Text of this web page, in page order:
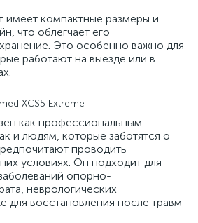
имеет компактные размеры и
что облегчает его
Это особенно важно для
работают на выезде или в
XCS5 Extreme
как профессиональным
и людям, которые заботятся о
проводить
условиях. Он подходит для
опорно-
неврологических
для восстановления после травм